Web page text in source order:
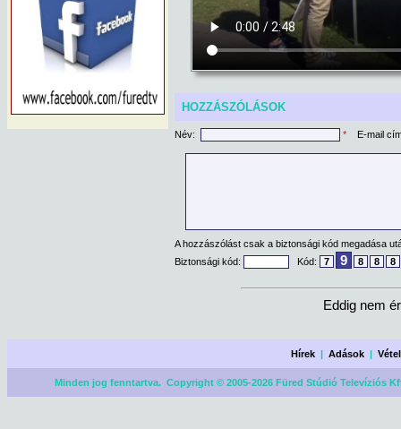
HOZZÁSZÓLÁSOK
Név: * E-mail
A hozzászólást csak a biztonsági kód megadása
Biztonsági kód:
Kód: 7 9 8 8 8
Eddig nem
Hírek |Adások |
Minden jog fenntartva. Copyright © 2005-2026 Füred Stúdió Televíziós